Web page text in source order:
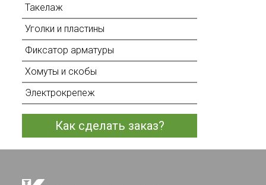
Такелаж
Уголки и пластины
Фиксатор арматуры
Хомуты и скобы
Электрокрепеж
Как сделать заказ?